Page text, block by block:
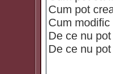
Cum pot
Cum
De ce nu
De ce nu